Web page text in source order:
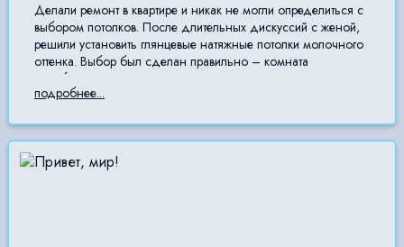
Делали ремонт в квартире и никак не могли определиться с
выбором потолков. После длительных дискуссий с женой,
решили установить глянцевые натяжные потолки молочного
оттенка. Выбор был сделан правильно – комната
приобрела оригинальный вид, а зеркальная поверхность
пленки сделала потолочную поверхность выше. Ремонтом
подробнее...